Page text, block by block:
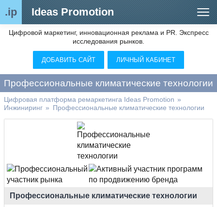
.ip Ideas Promotion
Сегменты рынка
Цифровой ремаркетинг (анализ рынка)
Видео
О нас
Цифровой маркетинг, инновационная реклама и PR. Экспресс
исследования рынков.
ДОБАВИТЬ САЙТ ЛИЧНЫЙ КАБИНЕТ
Профессиональные климатические технологии
Цифровая платформа ремаркетинга Ideas Promotion »
Инжиниринг » Профессиональные климатические технологии
Профессиональные климатические технологии